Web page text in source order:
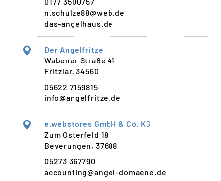
n.schulze88@web.de
das-angelhaus.de
Der Angelfritze
Wabener Straße 41
Fritzlar, 34560
05622 7159815
info@angelfritze.de
e.webstores GmbH & Co. KG
Zum Osterfeld 18
Beverungen, 37688
05273 367790
accounting@angel-domaene.de